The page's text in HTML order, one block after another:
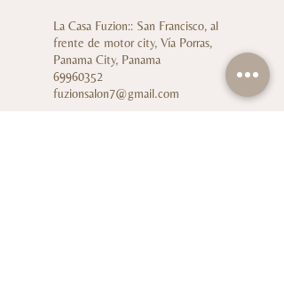
La Casa Fuzion:: San Francisco, al
frente de motor city, Vía Porras,
Panama City, Panama
69960352
fuzionsalon7@gmail.com